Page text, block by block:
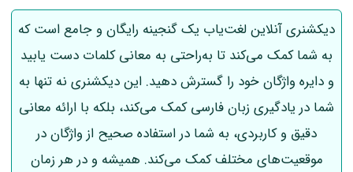
دیکشنری آنلاین لغت‌یاب یک گنجینه رایگان و جامع است که
به شما کمک می‌کند تا به‌راحتی به معانی کلمات دست یابید
و دایره واژگان خود را گسترش دهید. این دیکشنری نه تنها به
شما در یادگیری زبان فارسی کمک می‌کند، بلکه با ارائه معانی
دقیق و کاربردی، به شما در استفاده صحیح از واژگان در
موقعیت‌های مختلف کمک می‌کند. همیشه و در هر زمان